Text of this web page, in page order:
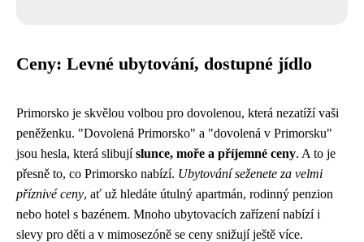
Ceny: Levné ubytování, dostupné jídlo
Primorsko je skvělou volbou pro dovolenou, která nezatíží vaši
peněženku. "Dovolená Primorsko" a "dovolená v Primorsku"
jsou hesla, která slibujíslunce, moře a příjemné ceny. A to je
přesně to, co Primorsko nabízí. Ubytování seženete za velmi
příznivé ceny, ať už hledáte útulný apartmán, rodinný penzion
nebo hotel s bazénem. Mnoho ubytovacích zařízení nabízí i
slevy pro děti a v mimosezóně se ceny snižují ještě více.